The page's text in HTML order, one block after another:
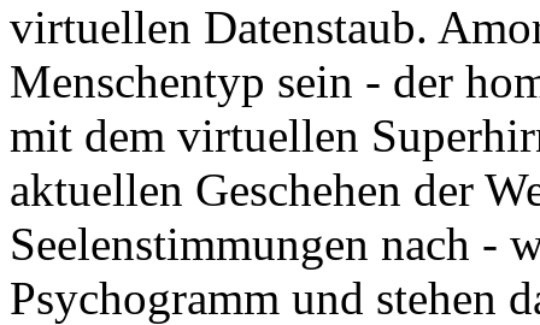
virtuellen Datenstaub.
Menschentyp sein - der
mit dem virtuellen
aktuellen Geschehen der
Seelenstimmungen nach -
Psychogramm und stehen